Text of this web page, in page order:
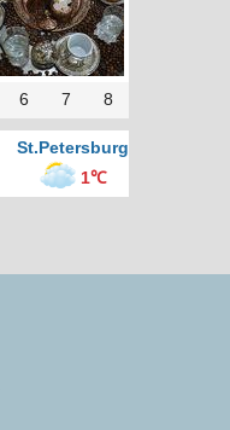
6 7 8
St.Petersburg
1℃